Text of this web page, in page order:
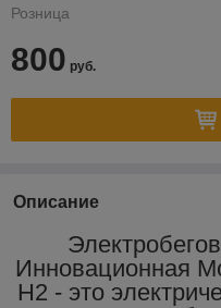
Розница
800 руб.
Описание
Инновационная
H2 - это